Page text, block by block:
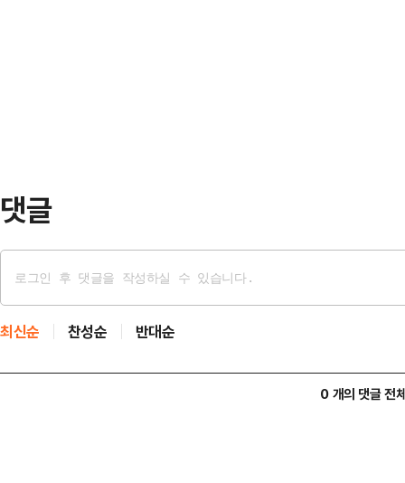
댓글
최신순 찬성순 반대순
0 개의 댓글 전